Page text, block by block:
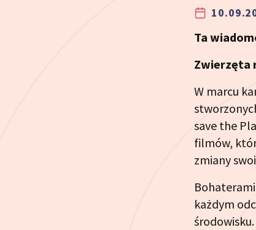
Ta
Zwierzęta
W marcu
save the
filmów,
zmiany
każdym